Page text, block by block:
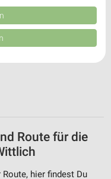
Route für die
hier findest Du
Entwicklung und
Daten zur Auswahl
weitergegeben und in die